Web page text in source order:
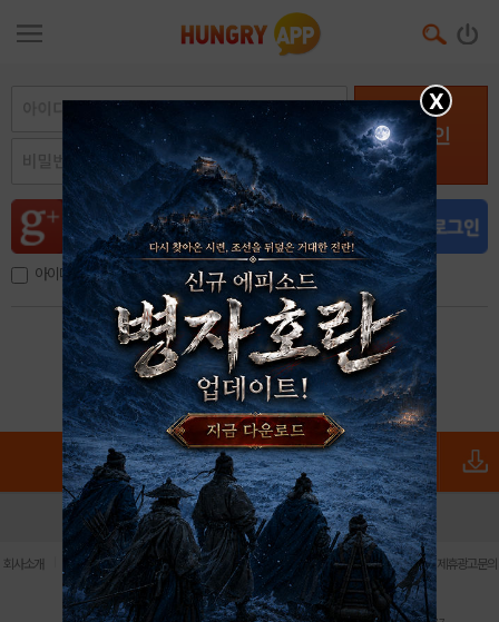
로그인
아이디, 이메일 저장
아이디 / 비밀번호 찾기 회원가입
X
로그인 PC버전 전체앱
회사소개 이용약관 | 개인정보 처리방침 | 청소년 보호정책 | 불법촬영물 신고센터 | 제휴광고문의
사업자등록번호:119-86-61101 (주)스마트나우 대표이사:송현두